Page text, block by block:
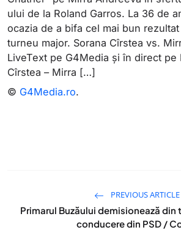
ului de la Roland Garros. La 36 de
ocazia de a bifa cel mai bun
turneu major. Sorana Cîrstea vs.
LiveText pe G4Media și în direct pe
Cîrstea – Mirra […]
© G4Media.ro.
PREVIOUS ARTICLE
Primarul Buzăului demisionează
conducere din PSD /